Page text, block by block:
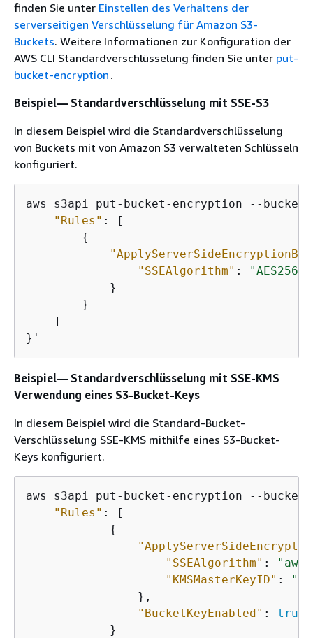
finden Sie unter Einstellen des Verhaltens der
serverseitigen Verschlüsselung für Amazon S3-
Buckets. Weitere Informationen zur Konfiguration der
AWS CLI Standardverschlüsselung finden Sie unter put-
bucket-encryption .
Beispiel— Standardverschlüsselung mit SSE-S3
In diesem Beispiel wird die Standardverschlüsselung
von Buckets mit von Amazon S3 verwalteten Schlüsseln
konfiguriert.
aws s3api put-bucket-encryption --bucket
"Rules" : [
{
"SSEAlgorithm" :
"AES256"
            }
        }
    ]
}'
Beispiel— Standardverschlüsselung mit SSE-KMS
Verwendung eines S3-Bucket-Keys
In diesem Beispiel wird die Standard-Bucket-
Verschlüsselung SSE-KMS mithilfe eines S3-Bucket-
Keys konfiguriert.
aws s3api put-bucket-encryption --bucket
"Rules" : [
{
"SSEAlgorithm" :
"KMSMasterKeyID" : "
                },
"BucketKeyEnabled" : true
            }